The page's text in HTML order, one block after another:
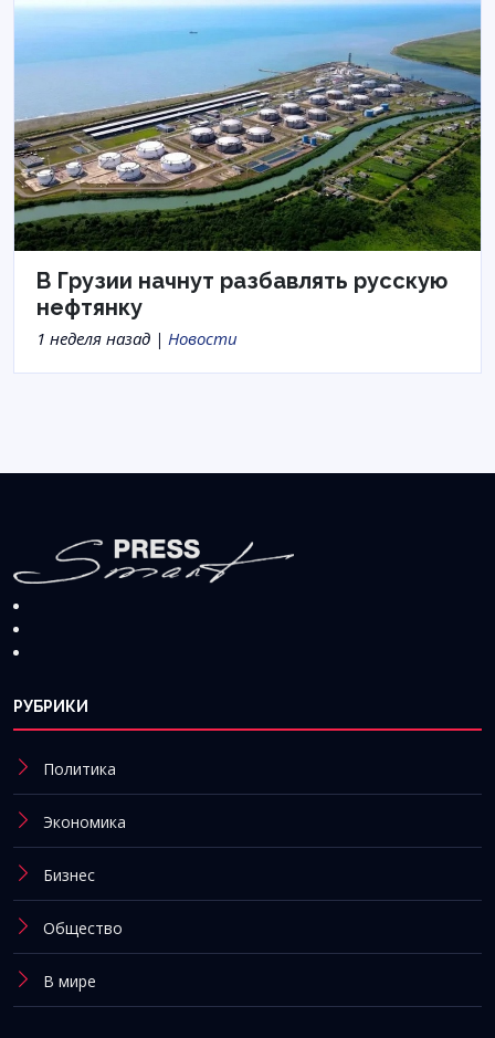
В Грузии начнут разбавлять русскую
нефтянку
1 неделя назад | Новости
РУБРИКИ
Политика
Экономика
Бизнес
Общество
В мире